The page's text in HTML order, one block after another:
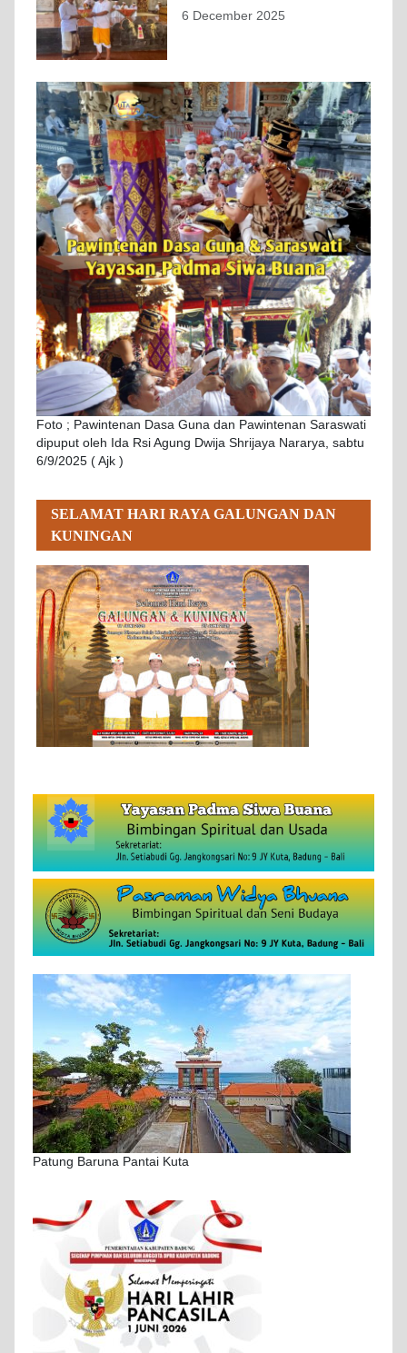
6 December 2025
Foto ; Pawintenan Dasa Guna dan Pawintenan Saraswati
dipuput oleh Ida Rsi Agung Dwija Shrijaya Nararya, sabtu
6/9/2025 ( Ajk )
SELAMAT HARI RAYA GALUNGAN DAN
KUNINGAN
Patung Baruna Pantai Kuta